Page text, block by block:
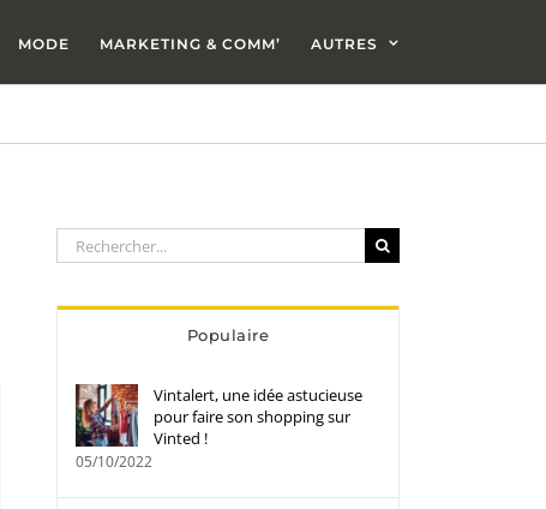
MODE MARKETING & COMM’ AUTRES
Rechercher:
Populaire
Vintalert, une idée astucieuse
pour faire son shopping sur
Vinted !
05/10/2022